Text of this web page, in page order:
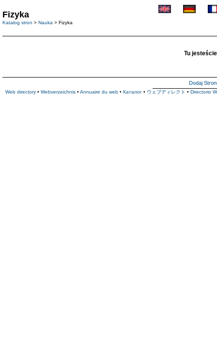
Fizyka
Katalog stron > Nauka > Fizyka
Tu
Dodaj
Web directory • Webverzeichnis • Annuaire du web • Каталог • ウェブディレクト • Directorio